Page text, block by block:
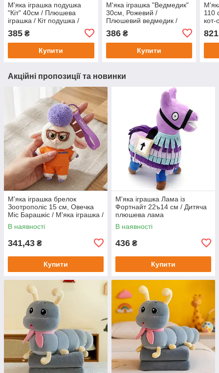
М'яка іграшка подушка
"Кіт" 40см / Плюшева
іграшка / Кіт подушка /
Іграшка кіт / Плюшевий кіт
385 ₴
Купити
М'яка іграшка "Ведмедик"
30см, Рожевий /
Плюшевий ведмедик /
обіймашка / Ведмідь
іграшка
386₴
Купити
110
кот-
Акційні пропозиції та новинки
М'яка іграшка брелок
Зоотрополіс 15 см, Овечка
Міс Барашкіс / М'яка іграшка /
Фігурка брелок / Плюшева
іграшка Zootopia
В наявності
341,43 ₴
Купити
М'яка іграшка Лама із
Фортнайт 22ъ14 см / Дитяча
плюшева лама
В наявності
436 ₴
Купити